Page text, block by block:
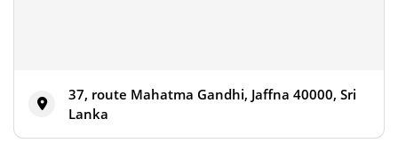
37, route Mahatma Gandhi, Jaffna 40000, Sri
Lanka